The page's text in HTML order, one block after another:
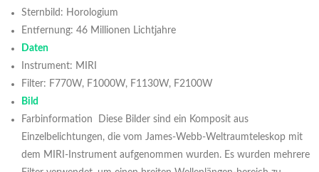
Sternbild: Horologium
Entfernung: 46 Millionen Lichtjahre
Daten
Instrument: MIRI
Filter: F770W, F1000W, F1130W, F2100W
Bild
Farbinformation Diese Bilder sind ein Komposit aus
Einzelbelichtungen, die vom James-Webb-Weltraumteleskop mit
dem MIRI-Instrument aufgenommen wurden. Es wurden mehrere